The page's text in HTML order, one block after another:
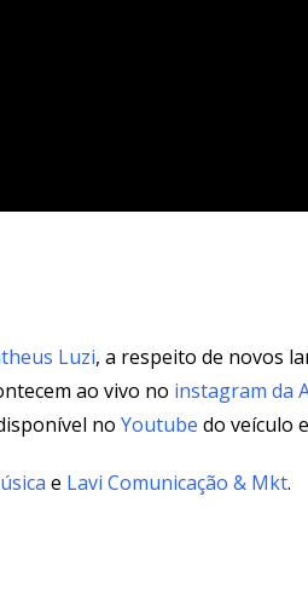
Luzi, a respeito de novos
ao vivo no instagram da
no Youtube do veículo
e Lavi Comunicação & Mkt.